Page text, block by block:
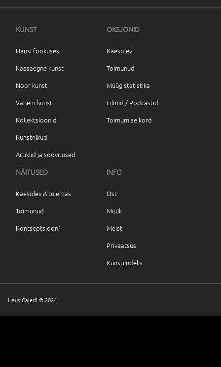
KUNST
Hausi fookuses
Kaasaegne kunst
Noor kunst
Vanem kunst
Kollektsioonid
Kunstnikud
Artiklid ja soovitused
OKSJONID
Käesolev
Toimunud
Müügistatistika
Filmid / Podcastid
Toimumise kord
NÄITUSED
Käesolev & tulemas
Toimunud
Kontseptsioon`
INFO
Ost
Müük
Meist
Privaatsus
Kunstiindeks
Haus Galerii © 2024